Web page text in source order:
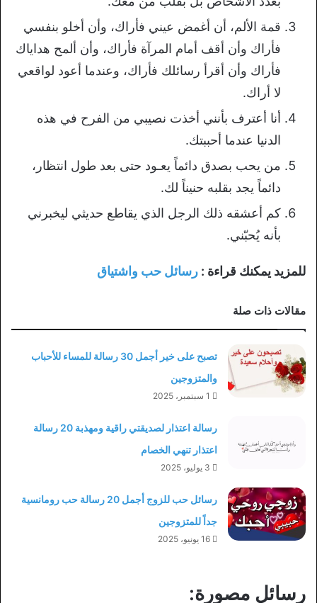
قمة الألم، أن أغمض عيني فأراك، وأن أخلو بنفسي
فأراك وأن أقف أمام المرآة فأراك، وأن ألمح هداياك
فأراك وأن أقرأ رسائلك فأراك، وعندما أعود لواقعي
لا أراك.
أنا أعترف بأنني أخذت نصيبي من الفرح في هذه
الدنيا عندما أحببتك.
من يحب بصدق دائماً يعـود حتى بعد طول انتظار،
دائماً يجد بقلبه حنيناً لك.
كم أعشقه ذلك الرجل الذي يقاطع حديثي ليخبرني
بأنه يُحبّني.
للمزيد يمكنك قراءة : رسائل حب واشتياق
مقالات ذات صلة
تصبح على خير أجمل 30 رسالة للمساء للأحباب
والمتزوجين
1 سبتمبر، 2025
رسالة اعتذار لصديقتي راقية ومهذبة 20 رسالة
اعتذار تنهي الخصام
3 يوليو، 2025
رسائل حب للزوج أجمل 20 رسالة حب رومانسية
جداً للمتزوجين
16 يونيو، 2025
رسائل مصورة: